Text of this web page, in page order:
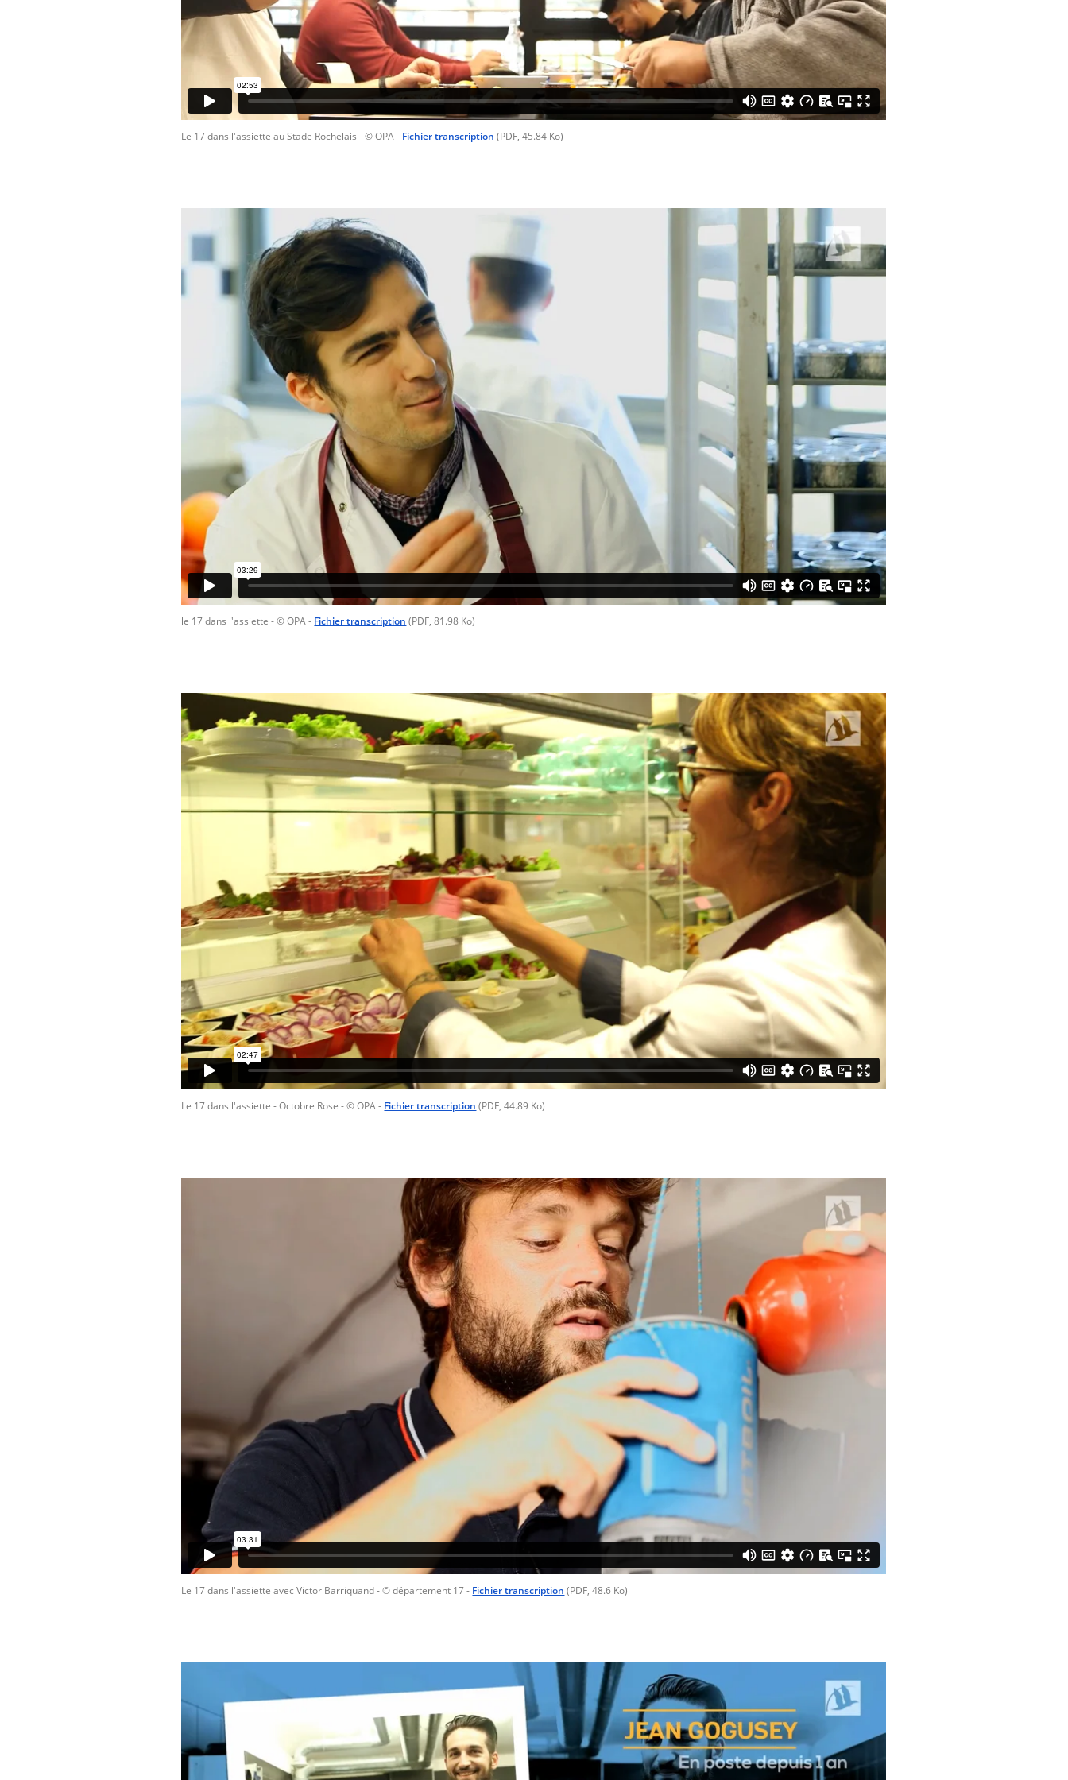
Le 17 dans l'assiette au Stade Rochelais- © OPA- Fichier transcription (PDF, 45.84 Ko)
le 17 dans l'assiette- © OPA- Fichier transcription (PDF, 81.98 Ko)
Le 17 dans l'assiette - Octobre Rose- © OPA- Fichier transcription (PDF, 44.89 Ko)
Le 17 dans l'assiette avec Victor Barriquand- © département 17- Fichier transcription (PDF, 48.6 Ko)